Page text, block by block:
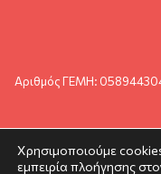
Αριθμός ΓΕΜΗ:
© pyramida.com.gr 2024.
Χρησιμοποιούμε
εμπειρία πλοήγησης